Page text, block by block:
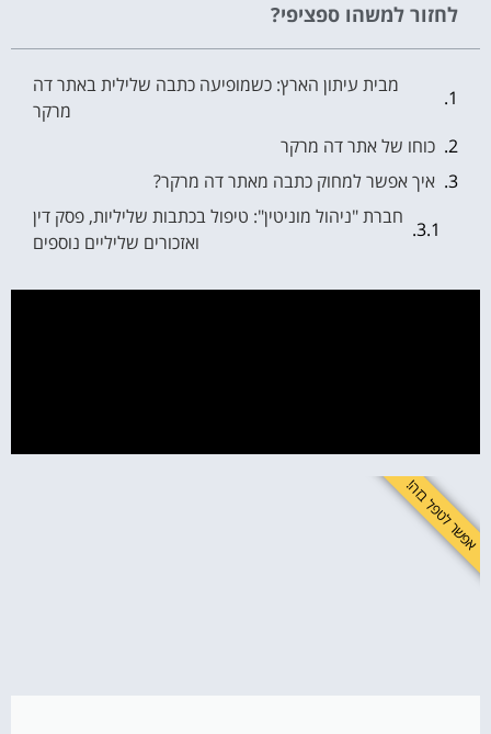
לחזור למשהו ספציפי?
מבית עיתון הארץ: כשמופיעה כתבה שלילית באתר דה
מרקר
כוחו של אתר דה מרקר
איך אפשר למחוק כתבה מאתר דה מרקר?
חברת "ניהול מוניטין": טיפול בכתבות שליליות, פסק דין
ואזכורים שליליים נוספים
אפשר לטפל בזה!